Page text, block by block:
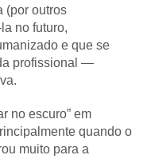
(por outros
no futuro,
e que se
profissional —
no escuro” em
quando o
muito para a